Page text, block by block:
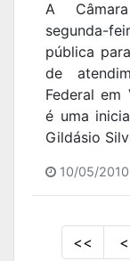
A
segunda-
pública
de
Federal em
é uma
Gildásio
10/05/
<< <